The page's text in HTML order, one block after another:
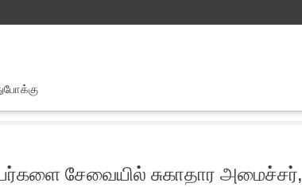
சேவையில் சுகாதார அமைச்சர்,